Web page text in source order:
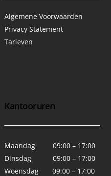
Algemene Voorwaarden
Privacy Statement
Tarieven
Kantooruren
Maandag 09:00 – 17:00
Dinsdag 09:00 – 17:00
Woensdag 09:00 – 17:00